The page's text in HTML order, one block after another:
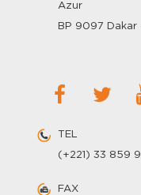
Azur
BP 9097 Dakar
TEL
(+221) 33 859
FAX